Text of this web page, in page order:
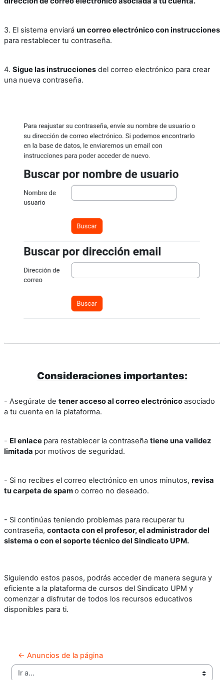
3. El sistema enviará un correo electrónico con instrucciones
para restablecer tu contraseña.
4. Sigue las instrucciones del correo electrónico para crear
una nueva contraseña.
Consideraciones importantes:
- Asegúrate de tener acceso al correo electrónicoasociado
a tu cuenta en la plataforma.
- El enlace para restablecer la contraseña tiene una validez
limitada por motivos de seguridad.
- Si no recibes el correo electrónico en unos minutos, revisa
tu carpeta de spamo correo no deseado.
- Si continúas teniendo problemas para recuperar tu
contraseña, contacta con el profesor, el administrador del
sistema o con el soporte técnico del Sindicato UPM.
Siguiendo estos pasos, podrás acceder de manera segura y
eficiente a la plataforma de cursos del Sindicato UPM y
comenzar a disfrutar de todos los recursos educativos
disponibles para ti.
← Anuncios de la página
Ir a...